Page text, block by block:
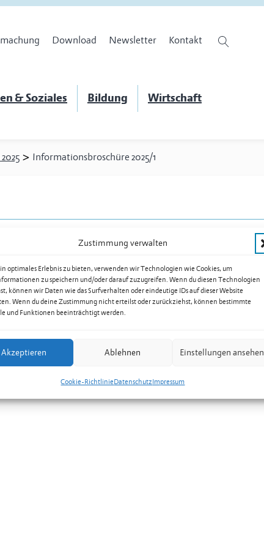
Zustimmung verwalten
optimales Erlebnis zu bieten, verwenden wir Technologien wie Cookies, um
zu speichern und/oder darauf zuzugreifen. Wenn du diesen Technologien
können wir Daten wie das Surfverhalten oder eindeutige IDs auf dieser Website
Wenn du deine Zustimmung nicht erteilst oder zurückziehst, können bestimmte
und Funktionen beeinträchtigt werden.
Akzeptieren Ablehnen Einstellungen ansehen
Cookie-RichtlinieDatenschutzImpressum
Download Newsletter Kontakt
& Soziales Bildung Wirtschaft
> Informationsbroschüre 2025/1